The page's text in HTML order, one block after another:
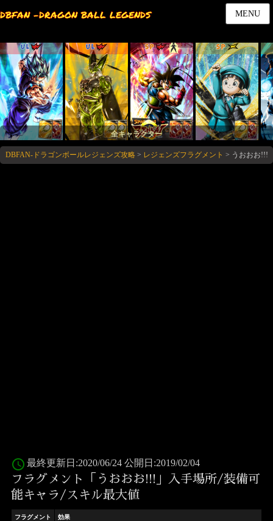
DBFAN -DRAGON BALL LEGENDS MENU
UL UL SP SP
全キャラクター
DBFAN-ドラゴンボールレジェンズ攻略> レジェンズフラグメント > うおおお!!!
access_time 最終更新日:2020/06/24 公開日:2019/02/04
フラグメント「うおおお!!!」入手場所/装備可
能キャラ/スキル最大値
フラグメント 効果